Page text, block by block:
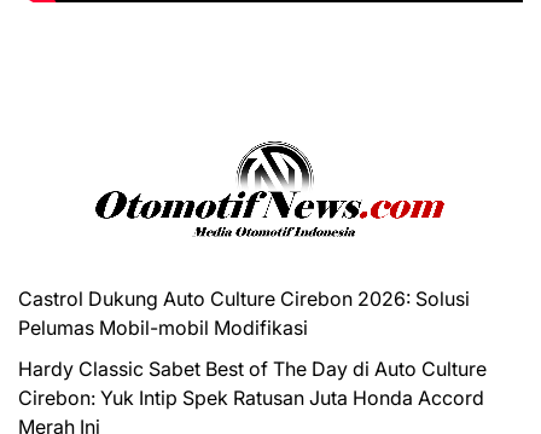
Castrol Dukung Auto Culture Cirebon 2026: Solusi
Pelumas Mobil-mobil Modifikasi
Hardy Classic Sabet Best of The Day di Auto Culture
Cirebon: Yuk Intip Spek Ratusan Juta Honda Accord
Merah Ini